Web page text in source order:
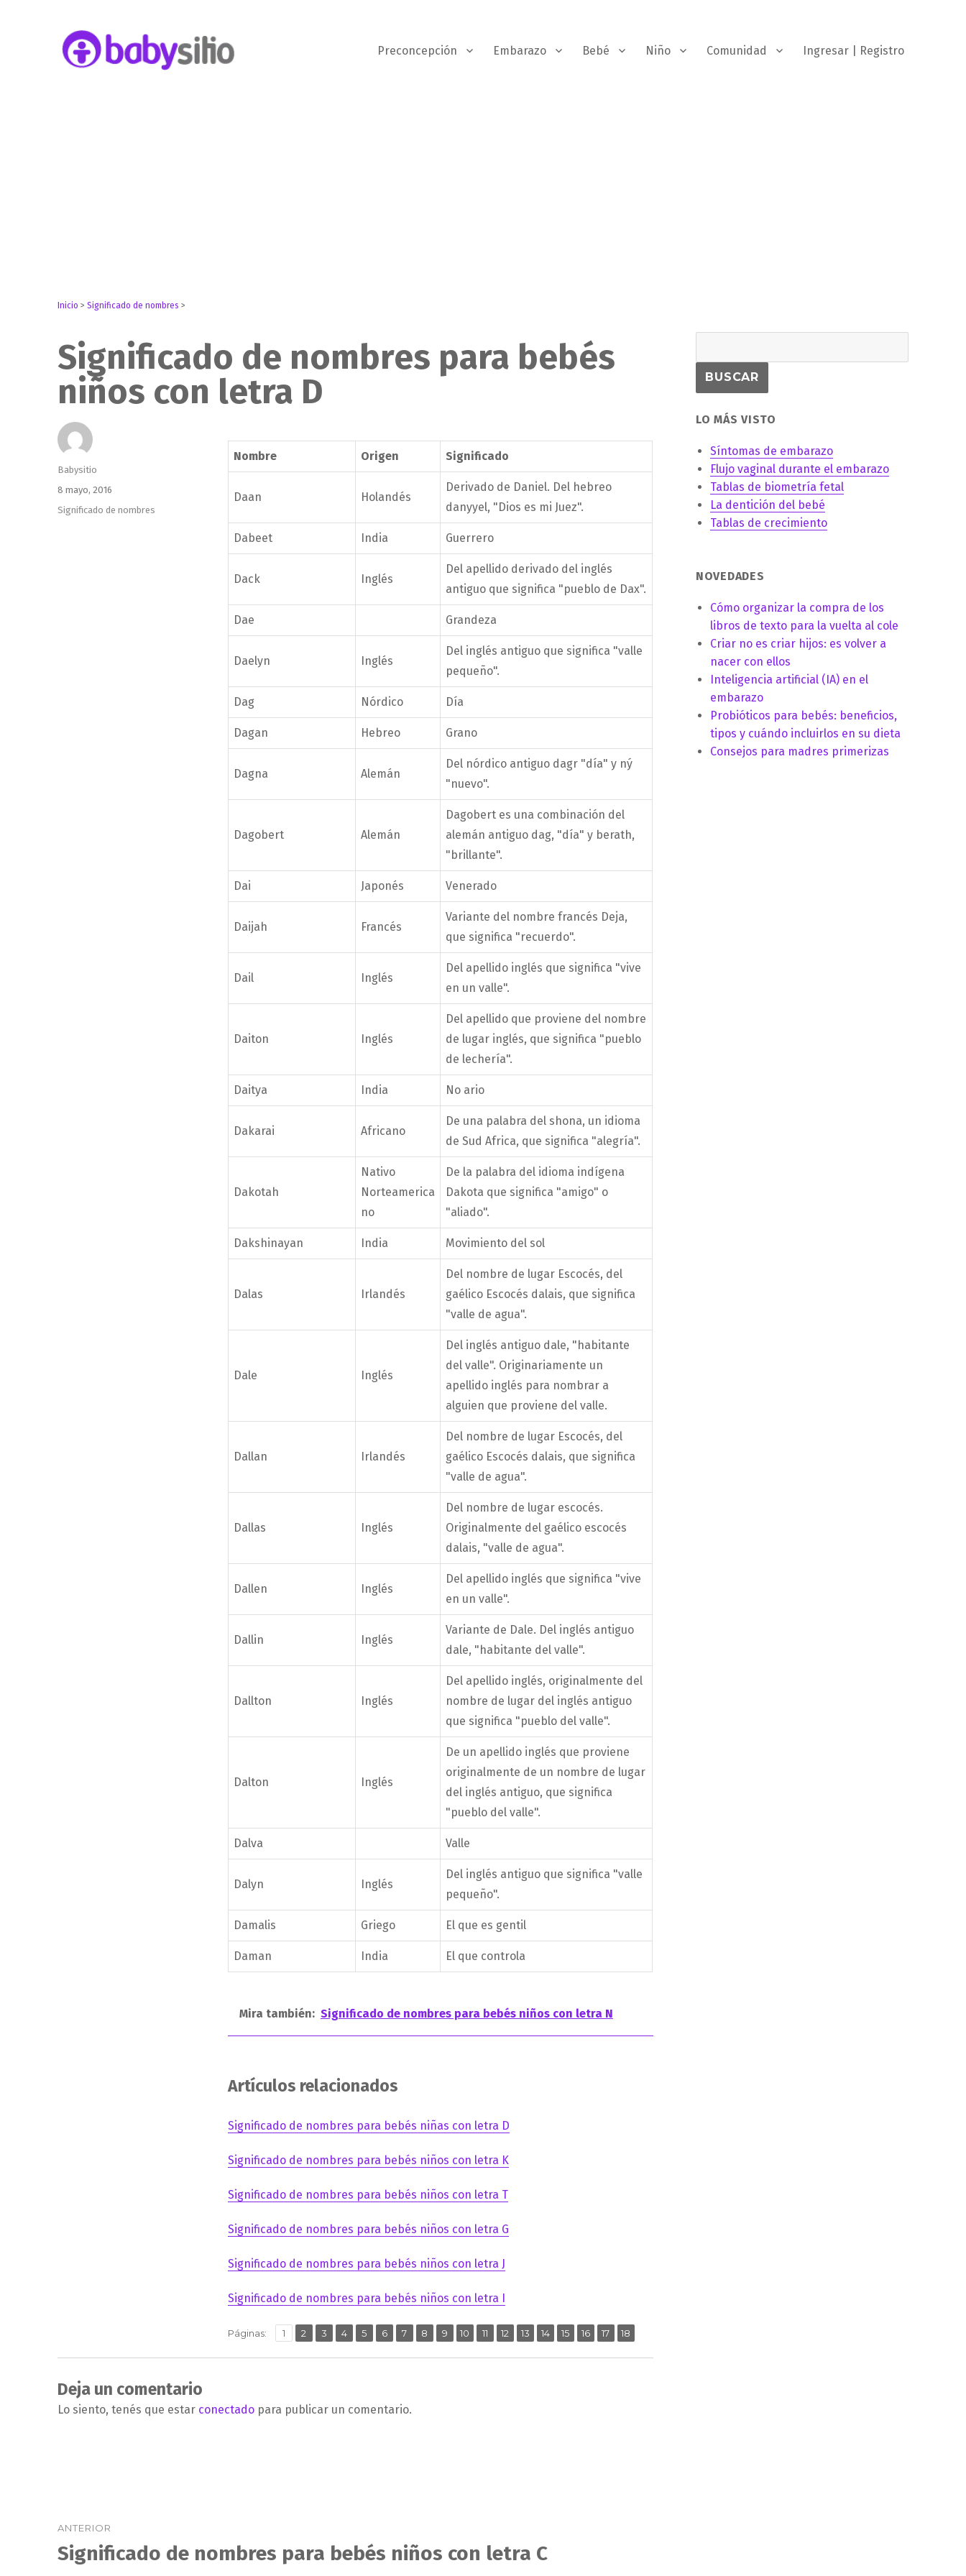
Preconcepción Embarazo Bebé Niño Comunidad Ingresar | Registro
Inicio >Significado de nombres >
Significado de nombres para bebés
niños con letra D
Nombre Origen Significado
Daan Holandés
Derivado de Daniel. Del hebreo
danyyel, "Dios es mi Juez".
Dabeet India Guerrero
Dack Inglés
Del apellido derivado del inglés
antiguo que significa "pueblo de Dax".
Dae Grandeza
Daelyn Inglés
Del inglés antiguo que significa "valle
pequeño".
Dag Nórdico Día
Dagan Hebreo Grano
Dagna Alemán
Del nórdico antiguo dagr "día" y ný
"nuevo".
Dagobert Alemán
Dagobert es una combinación del
alemán antiguo dag, "día" y berath,
"brillante".
Dai Japonés Venerado
Daijah Francés
Variante del nombre francés Deja,
que significa "recuerdo".
Dail Inglés
Del apellido inglés que significa "vive
en un valle".
Daiton Inglés
Del apellido que proviene del nombre
de lugar inglés, que significa "pueblo
de lechería".
Daitya India No ario
Dakarai Africano
De una palabra del shona, un idioma
de Sud Africa, que significa "alegría".
Dakotah
Nativo
Norteamerica
no
De la palabra del idioma indígena
Dakota que significa "amigo" o
"aliado".
Dakshinayan India Movimiento del sol
Dalas Irlandés
Del nombre de lugar Escocés, del
gaélico Escocés dalais, que significa
"valle de agua".
Dale Inglés
Del inglés antiguo dale, "habitante
del valle". Originariamente un
apellido inglés para nombrar a
alguien que proviene del valle.
Dallan Irlandés
Del nombre de lugar Escocés, del
gaélico Escocés dalais, que significa
"valle de agua".
Dallas Inglés
Del nombre de lugar escocés.
Originalmente del gaélico escocés
dalais, "valle de agua".
Dallen Inglés
Del apellido inglés que significa "vive
en un valle".
Dallin Inglés
Variante de Dale. Del inglés antiguo
dale, "habitante del valle".
Dallton Inglés
Del apellido inglés, originalmente del
nombre de lugar del inglés antiguo
que significa "pueblo del valle".
Dalton Inglés
De un apellido inglés que proviene
originalmente de un nombre de lugar
del inglés antiguo, que significa
"pueblo del valle".
Dalva Valle
Dalyn Inglés
Del inglés antiguo que significa "valle
pequeño".
Damalis Griego El que es gentil
Daman India El que controla
Mira también: Significado de nombres para bebés niños con letra N
Artículos relacionados
Significado de nombres para bebés niñas con letra D
Significado de nombres para bebés niños con letra K
Significado de nombres para bebés niños con letra T
Significado de nombres para bebés niños con letra G
Significado de nombres para bebés niños con letra J
Significado de nombres para bebés niños con letra I
Páginas: Página
1 ,
Página
2 ,Página
3 ,
Página
4 ,Página
5 ,Página
6 ,
Página
7 ,
Página
8 ,
Página
9 ,
Página
10 ,
Página
11 ,
Página
12 ,
Página
13 ,
Página
14 ,
Página
15 ,
Página
16 ,
Página
17 ,
Página
18
Autor
Babysitio
Publicado
el
8 mayo, 2016
Categorías
Significado de nombres
Deja un comentario
Lo siento, tenés que estar conectado para publicar un comentario.
de
ANTERIOR
Entrada
Significado de nombres para bebés niños con letra C
LO MÁS VISTO
Síntomas de embarazo
Flujo vaginal durante el embarazo
Tablas de biometría fetal
La dentición del bebé
Tablas de crecimiento
NOVEDADES
Cómo organizar la compra de los
libros de texto para la vuelta al cole
Criar no es criar hijos: es volver a
nacer con ellos
Inteligencia artificial (IA) en el
embarazo
Probióticos para bebés: beneficios,
tipos y cuándo incluirlos en su dieta
Consejos para madres primerizas